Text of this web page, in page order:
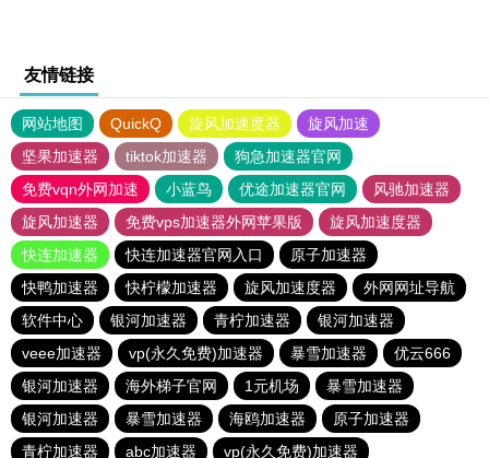
友情链接
网站地图 QuickQ 旋风加速度器
旋风加速
坚果加速器
tiktok加速器
狗急加速器官网
免费vqn外网加速
小蓝鸟 优途加速器官网
风驰加速器
旋风加速器
免费vps加速器外网苹果版
旋风加速度器
快连加速器
快连加速器官网入口
原子加速器
快鸭加速器
快柠檬加速器 旋风加速度器
外网网址导航
软件中心
银河加速器 青柠加速器
银河加速器
veee加速器
vp(永久免费)加速器 暴雪加速器
优云666
银河加速器
海外梯子官网 1元机场
暴雪加速器
银河加速器
暴雪加速器 海鸥加速器
原子加速器
青柠加速器
abc加速器 vp(永久免费)加速器